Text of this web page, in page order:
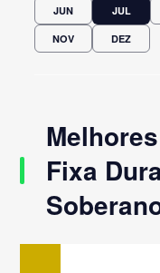
JUN JUL
NOV DEZ
Fixa